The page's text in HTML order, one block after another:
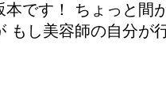
本です！ ちょっと間
もし美容師の自分が